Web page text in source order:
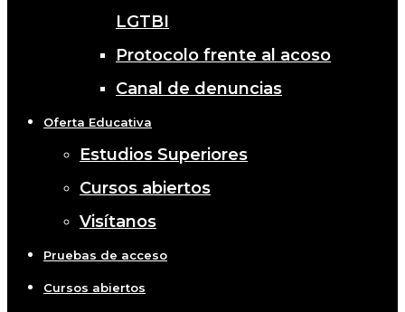
LGTBI
Protocolo frente al acoso
Canal de denuncias
Oferta Educativa
Estudios Superiores
Cursos abiertos
Visítanos
Pruebas de acceso
Cursos abiertos